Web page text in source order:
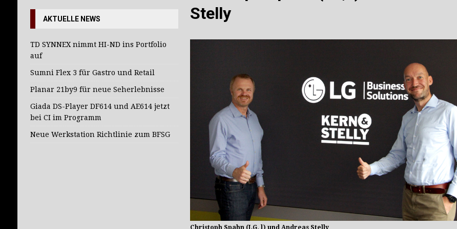
TD SYNNEX nimmt HI-ND ins Portfolio auf AV-SIGNAGE AKTUELL
Stelly
Christoph Spahn (LG, l) und Andreas Stelly
AKTUELLE NEWS
TD SYNNEX nimmt HI-ND ins Portfolio
auf
Sumni Flex 3 für Gastro und Retail
Planar 21by9 für neue Seherlebnisse
Giada DS-Player DF614 und AE614 jetzt
bei CI im Programm
Neue Werkstation Richtlinie zum BFSG